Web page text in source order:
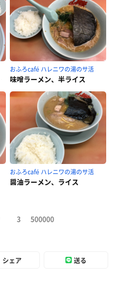
おふろcafé ハレニワの湯のサ活
味噌ラーメン、半ライス
おふろcafé ハレニワの湯のサ活
醤油ラーメン、ライス
3 500000
シェア 送る